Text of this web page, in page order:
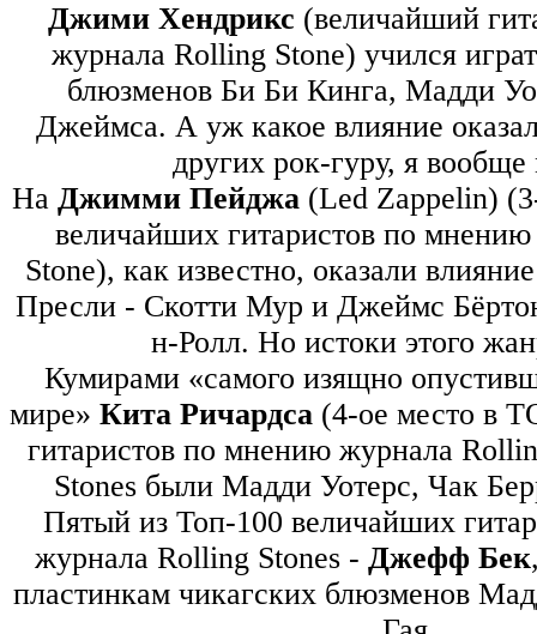
Джими Хендрикс (величайший
журнала Rolling Stone) учился
блюзменов Би Би Кинга, Мадди
Джеймса. А уж какое влияние
других рок-гуру, я вообще
На Джимми Пейджа (Led Zappelin)
величайших гитаристов по
Stone), как известно, оказали
Пресли - Скотти Мур и Джеймс
н-Ролл. Но истоки этого
Кумирами «самого изящно
мире» Кита Ричардса (4-ое место в
гитаристов по мнению журнала
Stones были Мадди Уотерс, Чак
Пятый из Топ-100 величайших
журнала Rolling Stones - Джефф Бек
пластинкам чикагских блюзменов